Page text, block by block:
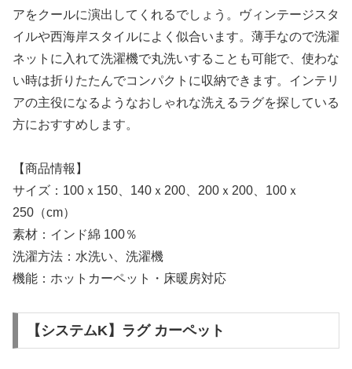
アをクールに演出してくれるでしょう。ヴィンテージスタ
イルや西海岸スタイルによく似合います。薄手なので洗濯
ネットに入れて洗濯機で丸洗いすることも可能で、使わな
い時は折りたたんでコンパクトに収納できます。インテリ
アの主役になるようなおしゃれな洗えるラグを探している
方におすすめします。
【商品情報】
サイズ：100ｘ150、140ｘ200、200ｘ200、100ｘ
250（cm）
素材：インド綿 100％
洗濯方法：水洗い、洗濯機
機能：ホットカーペット・床暖房対応
【システムK】ラグ カーペット